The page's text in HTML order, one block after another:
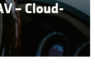
– Cloud-